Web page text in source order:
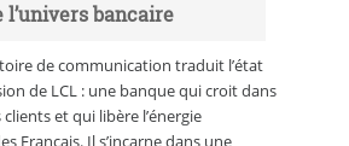
l’univers bancaire
de communication traduit l’état
de LCL : une banque qui croit dans
et qui libère l’énergie
Français. Il s’incarne dans une